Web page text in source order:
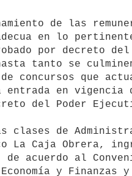
en lo
por decreto
tanto se
concursos que
en vigencia
del Poder
clases de
La Caja Obrera,
acuerdo al
y Finanzas